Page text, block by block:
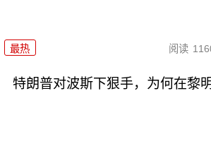
最热 阅读
特朗普对波斯下狠手，为何在黎